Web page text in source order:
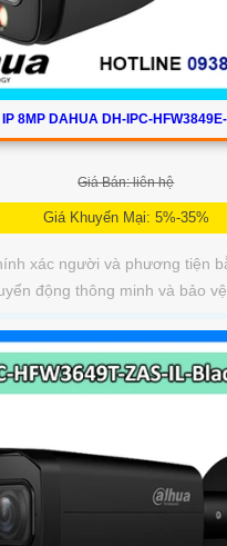
8MP DAHUA DH-IPC-
Giá Bán: liên hệ
Giá Khuyến Mại: 5%-35%
xác người và phương tiện
động thông minh và bảo